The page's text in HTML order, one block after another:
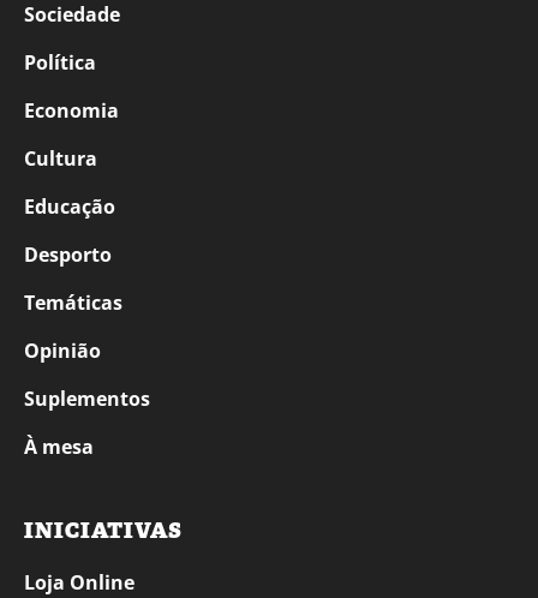
Sociedade
Política
Economia
Cultura
Educação
Desporto
Temáticas
Opinião
Suplementos
À mesa
INICIATIVAS
Loja Online